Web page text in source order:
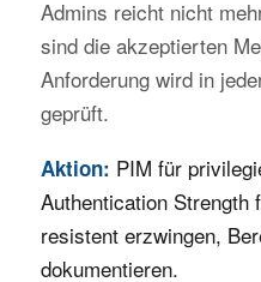
Admins reicht nicht
sind die akzeptierten
Anforderung wird in
geprüft.
Aktion: PIM für
Authentication Strength
resistent erzwingen,
dokumentieren.